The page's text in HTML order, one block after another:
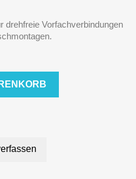
drehfreie Vorfachverbindungen